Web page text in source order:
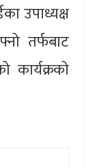
उपाध्यक्ष
तर्फबाट
कार्यक्रको